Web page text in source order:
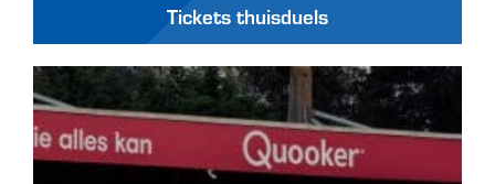
Tickets thuisduels